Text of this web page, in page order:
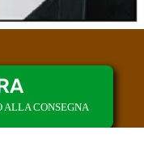
ALLA CONSEGNA